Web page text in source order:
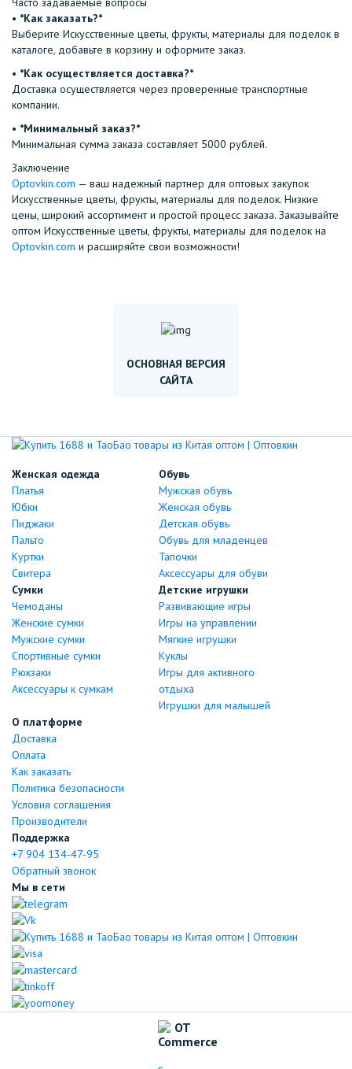
•⁠ ⁠*Как заказать?*
Выберите Искусственные цветы, фрукты, материалы для поделок в
каталоге, добавьте в корзину и оформите заказ.
•⁠ ⁠ *Как осуществляется доставка?*
Доставка осуществляется через проверенные транспортные
компании.
•⁠ ⁠ *Минимальный заказ?*
Минимальная сумма заказа составляет 5000 рублей.
Заключение
Optovkin.com — ваш надежный партнер для оптовых закупок
Искусственные цветы, фрукты, материалы для поделок. Низкие
цены, широкий ассортимент и простой процесс заказа. Заказывайте
оптом Искусственные цветы, фрукты, материалы для поделок на
Optovkin.com и расширяйте свои возможности!
ОСНОВНАЯ ВЕРСИЯ
САЙТА
Женская одежда
Платья
Юбки
Пиджаки
Пальто
Куртки
Свитера
Обувь
Мужская обувь
Женская обувь
Детская обувь
Обувь для младенцев
Тапочки
Аксессуары для обуви
Сумки
Чемоданы
Женские сумки
Мужские сумки
Спортивные сумки
Рюкзаки
Аксессуары к сумкам
Детские игрушки
Развивающие игры
Игры на управлении
Мягкие игрушки
Куклы
Игры для активного
отдыха
Игрушки для малышей
О платформе
Доставка
Оплата
Как заказать
Политика безопасности
Условия соглашения
Производители
Поддержка
+7 904 134-47-95
Обратный звонок
Мы в сети